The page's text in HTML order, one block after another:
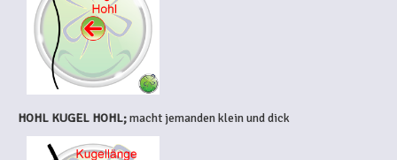
HOHL KUGEL HOHL;macht jemanden klein und dick